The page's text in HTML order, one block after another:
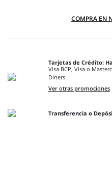
COMPRA EN
Tarjetas de Crédito:
Visa BCP, Visa o
Diners
Ver otras promociones
Transferencia o